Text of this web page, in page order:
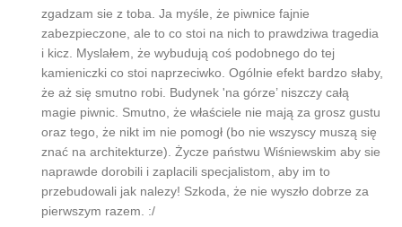
zgadzam sie z toba. Ja myśle, że piwnice fajnie
zabezpieczone, ale to co stoi na nich to prawdziwa tragedia
i kicz. Myslałem, że wybudują coś podobnego do tej
kamieniczki co stoi naprzeciwko. Ogólnie efekt bardzo słaby,
że aż się smutno robi. Budynek 'na górze’ niszczy całą
magie piwnic. Smutno, że właściele nie mają za grosz gustu
oraz tego, że nikt im nie pomogł (bo nie wszyscy muszą się
znać na architekturze). Życze państwu Wiśniewskim aby sie
naprawde dorobili i zaplacili specjalistom, aby im to
przebudowali jak nalezy! Szkoda, że nie wyszło dobrze za
pierwszym razem. :/